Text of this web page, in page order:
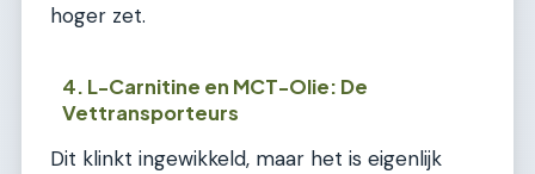
hoger zet.
4. L-Carnitine en MCT-Olie: De
Vettransporteurs
Dit klinkt ingewikkeld, maar het is eigenlijk